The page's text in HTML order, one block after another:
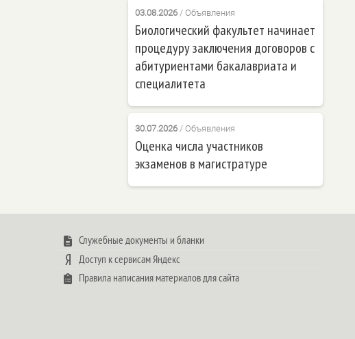
03.08.2026/ Объявления
Биологический факультет начинает
процедуру заключения договоров с
абитуриентами бакалавриата и
специалитета
30.07.2026/ Объявления
Оценка числа участников
экзаменов в магистратуре
Служебные документы и бланки
Доступ к сервисам Яндекс
Правила написания материалов для сайта